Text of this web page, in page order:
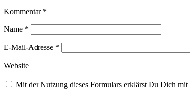
Kommentar *
Name *
E-Mail-Adresse *
Website
Mit der Nutzung dieses Formulars erklärst Du Dich